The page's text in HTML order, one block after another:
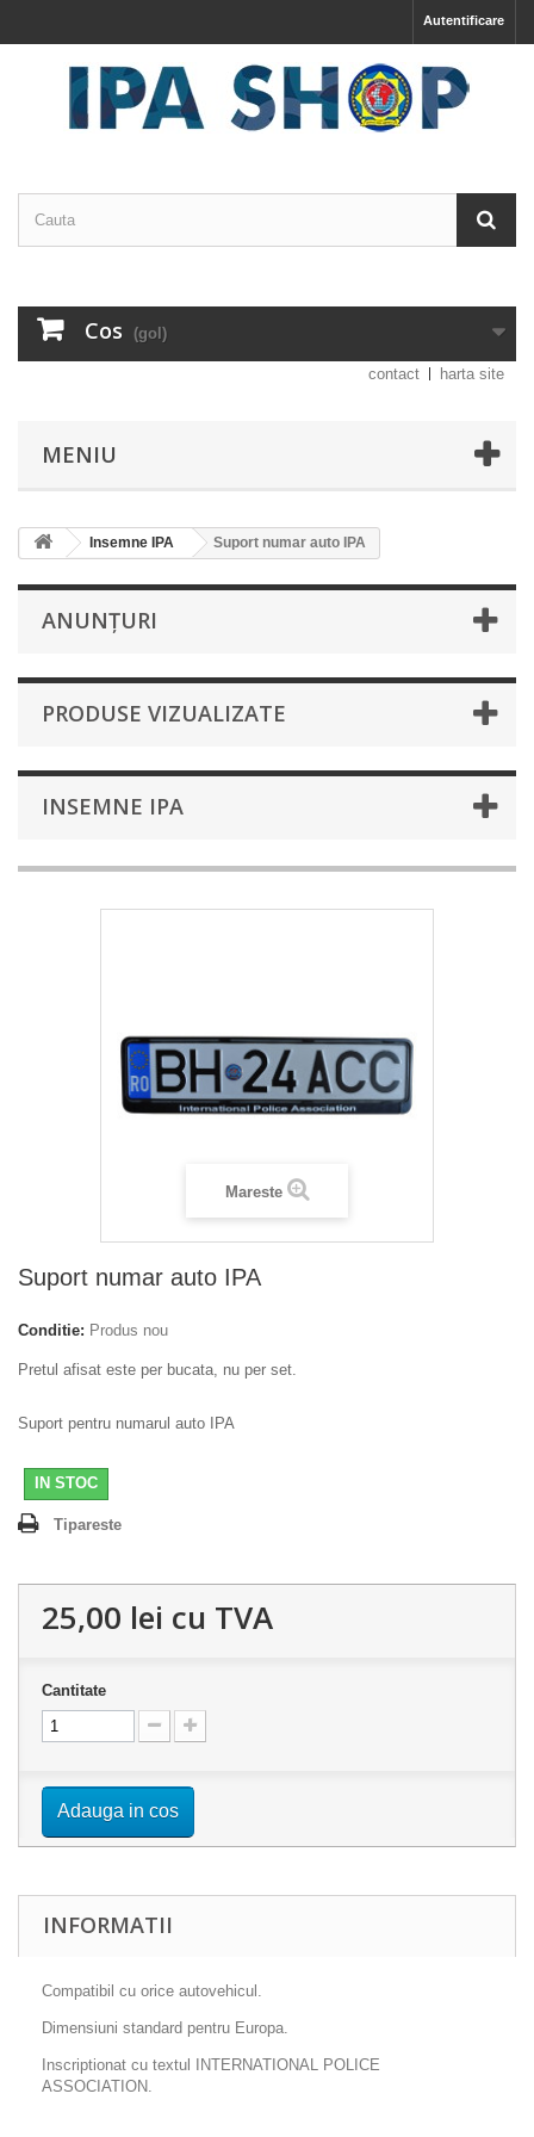
Autentificare
Cos (gol)
contact harta site
MENIU
Insemne IPA Suport numar auto IPA
ANUNȚURI
PRODUSE VIZUALIZATE
INSEMNE IPA
Mareste
Suport numar auto IPA
Conditie: Produs nou
Pretul afisat este per bucata, nu per set.
Suport pentru numarul auto IPA
IN STOC
Tipareste
25,00 lei cu TVA
Cantitate
Adauga in cos
INFORMATII
Compatibil cu orice autovehicul.
Dimensiuni standard pentru Europa.
Inscriptionat cu textul INTERNATIONAL POLICE
ASSOCIATION.